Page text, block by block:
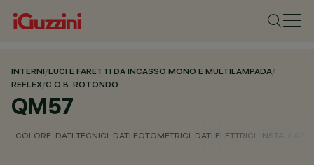
INTERNI/LUCI E FARETTI DA INCASSO MONO E MULTILAMPADA/
REFLEX/C.O.B. ROTONDO
QM57
COLORE DATI TECNICI DATI FOTOMETRICI DATI ELETTRICI